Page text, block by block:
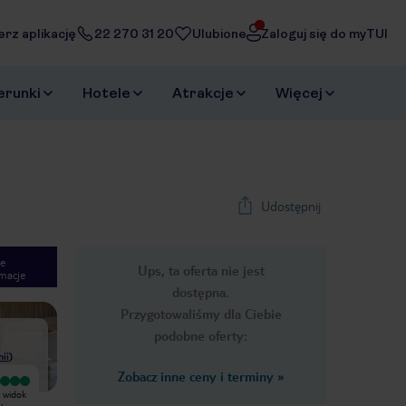
aplikację 22 270 31 20 Ulubione Zaloguj się do myTUI
Hotele Atrakcje Więcej
Udostępnij
Ups, ta oferta nie jest
dostępna.
Przygotowaliśmy dla Ciebie
podobne oferty:
Zobacz inne ceny i terminy »
Next slide
1/29
)
widok
Bardzo dobry